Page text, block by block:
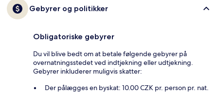
Gebyrer og politikker
Obligatoriske gebyrer
Du vil blive bedt om at betale følgende gebyrer på
overnatningsstedet ved indtjekning eller udtjekning.
Gebyrer inkluderer muligvis skatter:
Der pålægges en byskat: 10.00 CZK pr. person pr. nat.